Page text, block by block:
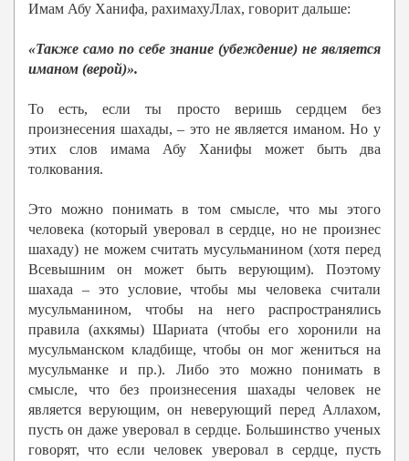
Имам Абу Ханифа, рахимахуЛлах, говорит дальше:
«Также само по себе знание (убеждение) не является
иманом (верой)».
То есть, если ты просто веришь сердцем без
произнесения шахады, – это не является иманом. Но у
этих слов имама Абу Ханифы может быть два
толкования.
Это можно понимать в том смысле, что мы этого
человека (который уверовал в сердце, но не произнес
шахаду) не можем считать мусульманином (хотя перед
Всевышним он может быть верующим). Поэтому
шахада – это условие, чтобы мы человека считали
мусульманином, чтобы на него распространялись
правила (ахкямы) Шариата (чтобы его хоронили на
мусульманском кладбище, чтобы он мог жениться на
мусульманке и пр.). Либо это можно понимать в
смысле, что без произнесения шахады человек не
является верующим, он неверующий перед Аллахом,
пусть он даже уверовал в сердце. Большинство ученых
говорят, что если человек уверовал в сердце, пусть